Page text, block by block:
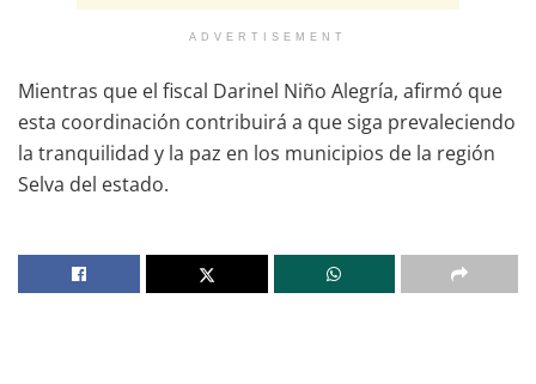
ADVERTISEMENT
Mientras que el fiscal Darinel Niño Alegría, afirmó que
esta coordinación contribuirá a que siga prevaleciendo
la tranquilidad y la paz en los municipios de la región
Selva del estado.